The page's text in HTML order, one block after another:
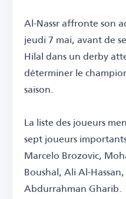
Al-Nassr affronte son
jeudi 7 mai, avant de
Hilal dans un derby
déterminer le
saison.
La liste des joueurs
sept joueurs
Marcelo Brozovic,
Boushal, Ali Al-
Abdurrahman Gharib.